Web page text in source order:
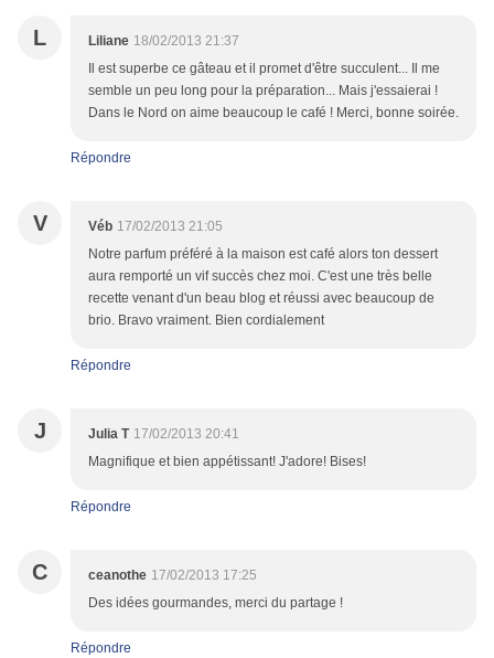
L Liliane 18/02/2013 21:37
Il est superbe ce gâteau et il promet d'être succulent... Il me
semble un peu long pour la préparation... Mais j'essaierai !
Dans le Nord on aime beaucoup le café ! Merci, bonne soirée.
Répondre
V Véb 17/02/2013 21:05
Notre parfum préféré à la maison est café alors ton dessert
aura remporté un vif succès chez moi. C'est une très belle
recette venant d'un beau blog et réussi avec beaucoup de
brio. Bravo vraiment. Bien cordialement
Répondre
J Julia T 17/02/2013 20:41
Magnifique et bien appétissant! J'adore! Bises!
Répondre
C ceanothe 17/02/2013 17:25
Des idées gourmandes, merci du partage !
Répondre